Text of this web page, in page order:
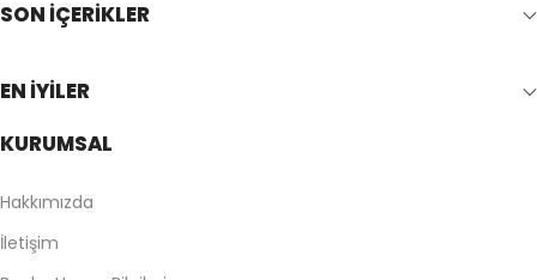
SON İÇERİKLER
EN İYİLER
KURUMSAL
Hakkımızda
İletişim